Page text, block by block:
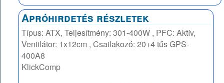
Apróhirdetés részletek
Típus: ATX, Teljesítmény: 301-400W , PFC: Aktív,
Ventilátor: 1x12cm , Csatlakozó: 20+4 tűs GPS-
400A8
KlickComp